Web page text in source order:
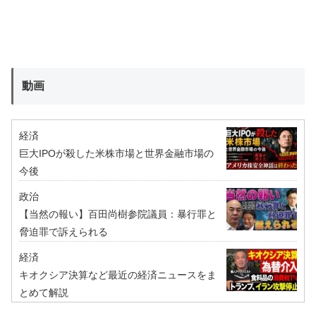
動画
経済
巨大IPOが殺した米株市場と世界金融市場の
今後
政治
【当然の報い】百田尚樹参院議員：暴行罪と
脅迫罪で訴えられる
経済
キオクシア決算など最近の経済ニュースをま
とめて解説